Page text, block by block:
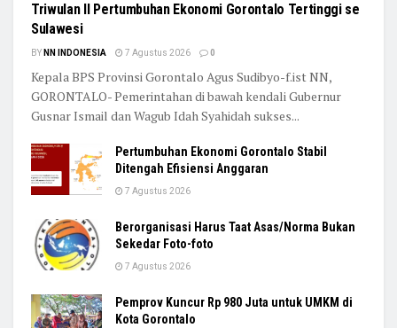
Triwulan II Pertumbuhan Ekonomi Gorontalo Tertinggi se
Sulawesi
BY NN INDONESIA 7 Agustus 2026 0
Kepala BPS Provinsi Gorontalo Agus Sudibyo-f.ist NN,
GORONTALO- Pemerintahan di bawah kendali Gubernur
Gusnar Ismail dan Wagub Idah Syahidah sukses...
Pertumbuhan Ekonomi Gorontalo Stabil
Ditengah Efisiensi Anggaran
7 Agustus 2026
Berorganisasi Harus Taat Asas/Norma Bukan
Sekedar Foto-foto
7 Agustus 2026
Pemprov Kuncur Rp 980 Juta untuk UMKM di
Kota Gorontalo